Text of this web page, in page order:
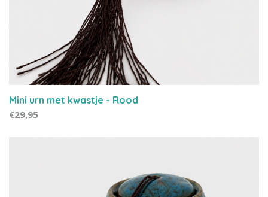
Mini urn met kwastje - Rood
€29,95